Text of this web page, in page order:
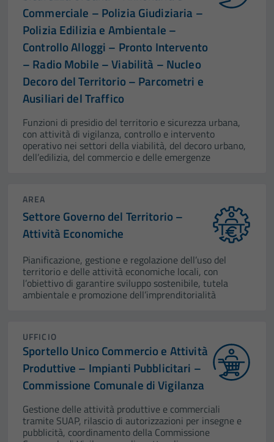
Commerciale – Polizia Giudiziaria –
Polizia Edilizia e Ambientale –
Controllo Alloggi – Pronto Intervento
– Radio Mobile – Viabilità – Nucleo
Decoro del Territorio – Parcometri e
Ausiliari del Traffico
Funzioni di presidio del territorio e sicurezza urbana,
con attività di vigilanza, controllo e intervento
operativo nei settori della viabilità, del decoro urbano,
dell’edilizia, del commercio e delle emergenze
AREA
Settore Governo del Territorio –
Attività Economiche
Pianificazione, gestione e regolazione dell’uso del
territorio e delle attività economiche locali, con
l’obiettivo di garantire sviluppo sostenibile, tutela
ambientale e promozione dell’imprenditorialità
UFFICIO
Sportello Unico Commercio e Attività
Produttive – Impianti Pubblicitari –
Commissione Comunale di Vigilanza
Gestione delle attività produttive e commerciali
tramite SUAP, rilascio di autorizzazioni per insegne e
pubblicità, coordinamento della Commissione